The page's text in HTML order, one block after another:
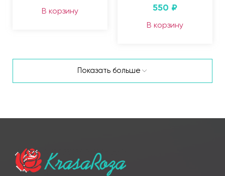
В корзину 550 ₽
В корзину
Показать больше